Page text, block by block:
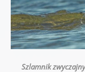
Szlamnik zwyczajny